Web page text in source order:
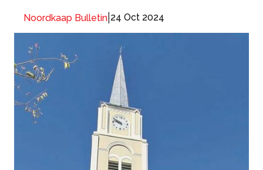
Noordkaap Bulletin 24 Oct 2024